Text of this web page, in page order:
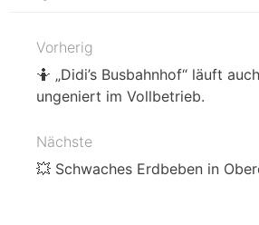
Beitragsnavigation
Vorherig
🤷 „Didi’s Busbahnhof“ läuft
ungeniert im Vollbetrieb.
Nächste
💥 Schwaches Erdbeben in